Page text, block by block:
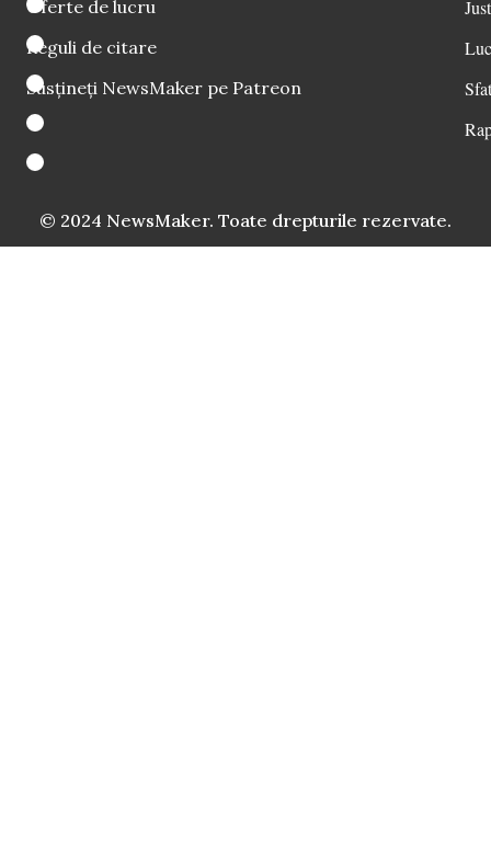
Oferte de lucru
Reguli de citare
Susțineți NewsMaker pe Patreon
© 2024 NewsMaker. Toate drepturile rezervate.